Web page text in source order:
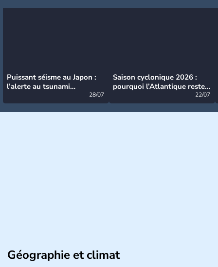
Puissant séisme au Japon :
l’alerte au tsunami
28/07
Saison cyclonique 2026 :
pourquoi l’Atlantique reste
22/07
Géographie et climat